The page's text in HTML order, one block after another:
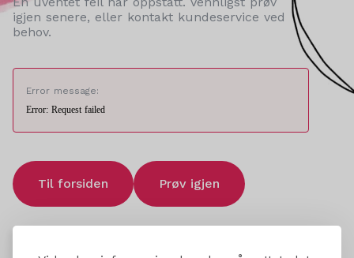
igjen senere, eller kontakt kundeservice ved
behov.
Error message:
Error: Request failed
Til forsiden Prøv igjen